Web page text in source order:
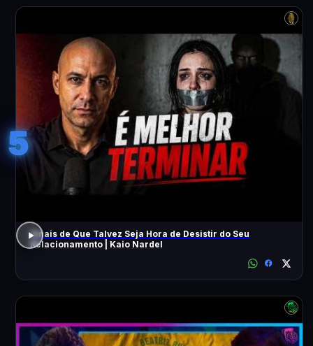
5
Sinais de Que Talvez Seja Hora de Desistir do Seu
Relacionamento | Kaio Nardel